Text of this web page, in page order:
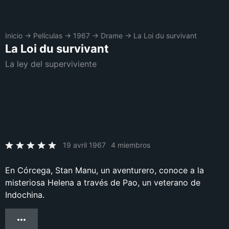
Inicio → Películas → 1967 → Drame → La Loi du survivant
La Loi du survivant
La ley del superviviente
19 avril 1967 4 miembros
En Córcega, Stan Manu, un aventurero, conoce a la
misteriosa Helena a través de Pao, un veterano de
Indochina.